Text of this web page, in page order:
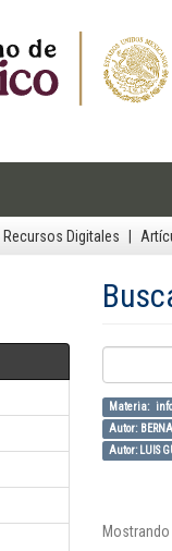
Recursos Digitales
Materia:
Autor:
Autor: LUIS
Mostrando